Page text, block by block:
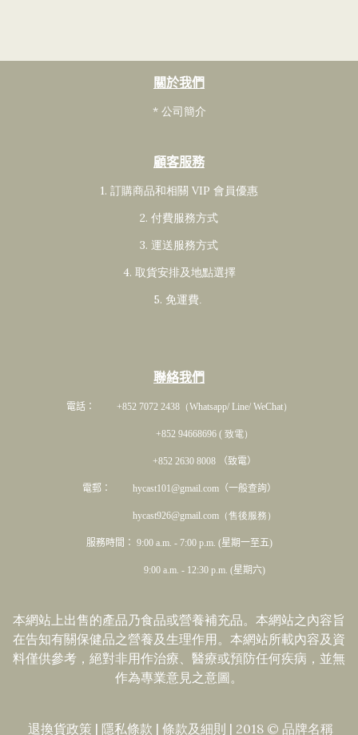
關於我們
* 公司簡介
顧客服務
1. 訂購商品和相關 VIP 會員優惠
2. 付費服務方式
3. 運送服務方式
4. 取貨安排及地點選擇
5. 免運費.
聯絡我們
電話： +852 7072 2438（Whatsapp/ Line/ WeChat）
+852 94668696 ( 致電）
+852 2630 8008 （致電）
電郵： hycast101@gmail.com（一般查詢）
hycast926@gmail.com（售後服務）
服務時間： 9:00 a.m. - 7:00 p.m. (星期一至五)
9:00 a.m. - 12:30 p.m. (星期六)
本網站上出售的產品乃食品或營養補充品。本網站之內容旨
在告知有關保健品之營養及生理作用。本網站所載內容及資
料僅供參考，絕對非用作治療、醫療或預防任何疾病，並無
作為專業意見之意圖。
退換貨政策 | 隱私條款 |​ 條款及細則 | 2018 © 品牌名稱